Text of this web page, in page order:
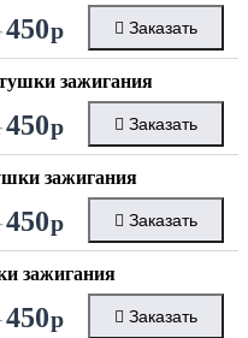
450р Заказать
зажигания
450р Заказать
зажигания
450р Заказать
зажигания
450р Заказать